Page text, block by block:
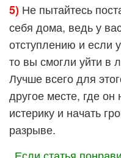
5) Не пытайтесь
себя дома, ведь у
отступлению и если
то вы смогли уйти в
Лучше всего для
другое месте, где он
истерику и начать
разрыве.
Если статья